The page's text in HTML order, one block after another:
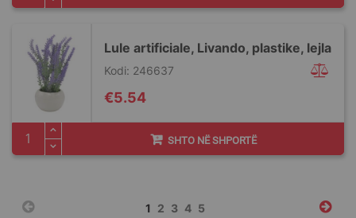
Lule artificiale, Livando, plastike, lejla
Kodi: 246637
€5.54
SHTO NË SHPORTË
Faqja
You're
1 Faqja
2 Faqja
3 Faqja
4 Faqja
5